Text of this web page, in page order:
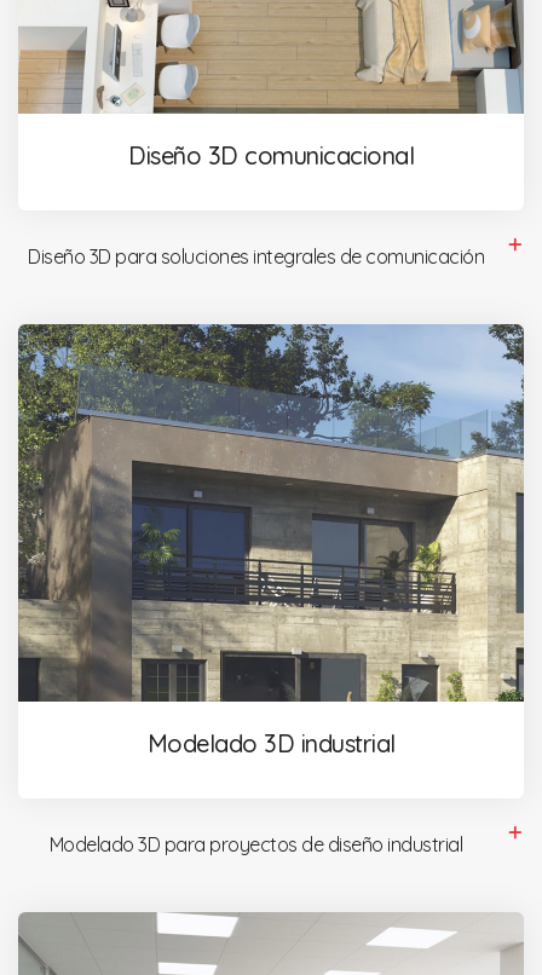
Diseño 3D comunicacional
Diseño 3D para soluciones integrales de comunicación
Modelado 3D industrial
Modelado 3D para proyectos de diseño industrial